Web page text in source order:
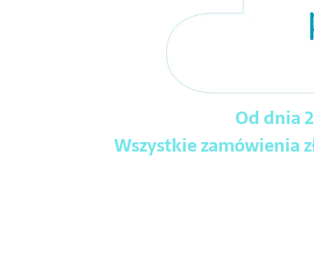
Od dnia
Wszystkie zamówienia